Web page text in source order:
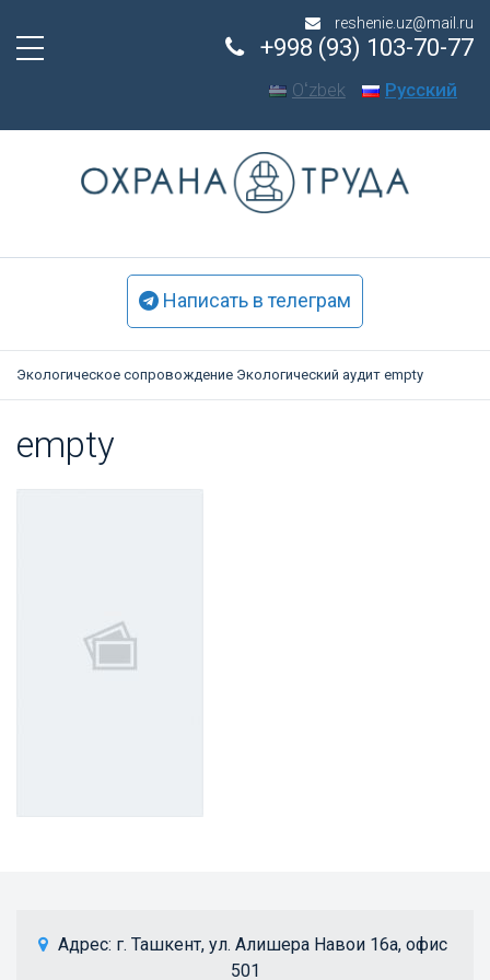
reshenie.uz@mail.ru
Oʻzbek Русский
+998 (93) 103-70-77
Написать в телеграм
Экологическое сопровождение Экологический аудит empty
empty
Адрес: г. Ташкент, ул. Алишера Навои 16а, офис
501